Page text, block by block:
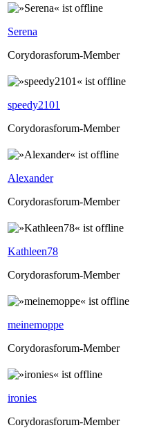
Serena
Corydorasforum-Member
speedy2101
Corydorasforum-Member
Alexander
Corydorasforum-Member
Kathleen78
Corydorasforum-Member
meinemoppe
Corydorasforum-Member
ironies
Corydorasforum-Member